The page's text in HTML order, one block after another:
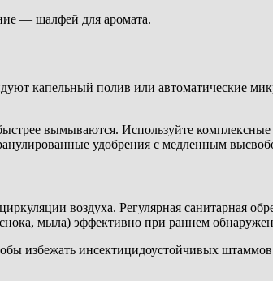
— шалфей для аромата.
капельный полив или автоматические
вымываются. Используйте комплексные
удобрения с медленным
воздуха. Регулярная санитарная
мыла) эффективно при раннем
избежать инсектицидоустойчивых штаммов